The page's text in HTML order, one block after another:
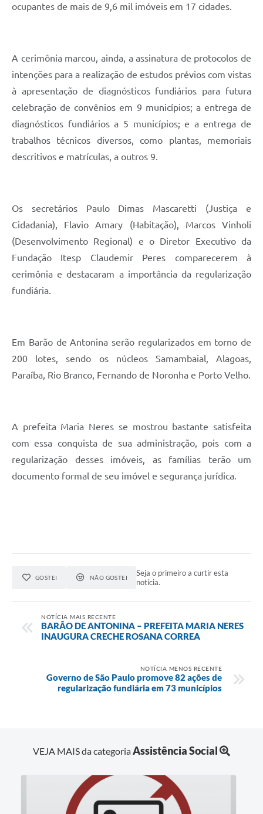
ocupantes de mais de 9,6 mil imóveis em 17 cidades.
A cerimônia marcou, ainda, a assinatura de protocolos de
intenções para a realização de estudos prévios com vistas
à apresentação de diagnósticos fundiários para futura
celebração de convênios em 9 municípios; a entrega de
diagnósticos fundiários a 5 municípios; e a entrega de
trabalhos técnicos diversos, como plantas, memoriais
descritivos e matrículas, a outros 9.
Os secretários Paulo Dimas Mascaretti (Justiça e
Cidadania), Flavio Amary (Habitação), Marcos Vinholi
(Desenvolvimento Regional) e o Diretor Executivo da
Fundação Itesp Claudemir Peres comparecerem à
cerimônia e destacaram a importância da regularização
fundiária.
Em Barão de Antonina serão regularizados em torno de
200 lotes, sendo os núcleos Samambaial, Alagoas,
Paraíba, Rio Branco, Fernando de Noronha e Porto Velho.
A prefeita Maria Neres se mostrou bastante satisfeita
com essa conquista de sua administração, pois com a
regularização desses imóveis, as famílias terão um
documento formal de seu imóvel e segurança jurídica.
GOSTEI NÃO GOSTEI
Seja o primeiro a curtir esta
notícia.
NOTÍCIA MAIS RECENTE
BARÃO DE ANTONINA – PREFEITA MARIA NERES
INAUGURA CRECHE ROSANA CORREA
NOTÍCIA MENOS RECENTE
Governo de São Paulo promove 82 ações de
regularização fundiária em 73 municípios
VEJA MAIS da categoriaAssistência Social